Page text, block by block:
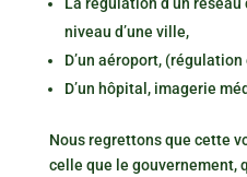
La régulation d’un
niveau d’une ville,
D’un aéroport,
D’un hôpital, imagerie
Nous regrettons que cette
celle que le gouvernement,